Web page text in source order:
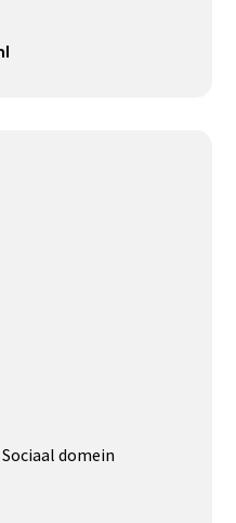
Sociaal domein